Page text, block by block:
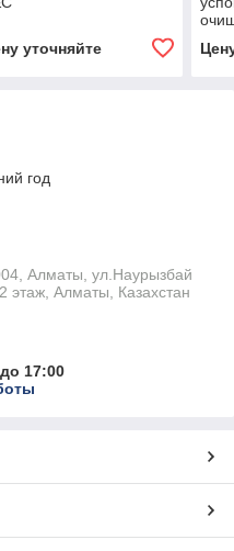
уточняйте
год
Алматы, ул.Наурызбай
этаж, Алматы, Казахстан
17:00